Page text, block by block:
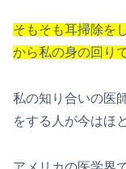
そもそも耳掃除を
から私の身の回り
私の知り合いの医
をする人が今はほ